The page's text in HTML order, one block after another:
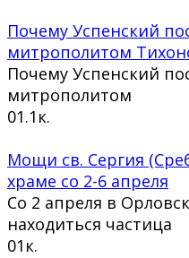
Почему Успенский
митрополитом
Почему Успенский
митрополитом
01.1к.
Мощи св. Сергия
храме со 2-6 апреля
Со 2 апреля в
находиться частица
01к.